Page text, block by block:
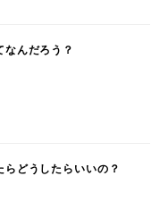
なんだろう？
どうしたらいいの？